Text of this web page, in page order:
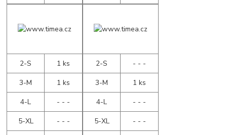
2-S
1 ks
3-M
1 ks
4-L
- - -
5-XL
- - -
2-S
- - -
3-M
1 ks
4-L
- - -
5-XL
- - -